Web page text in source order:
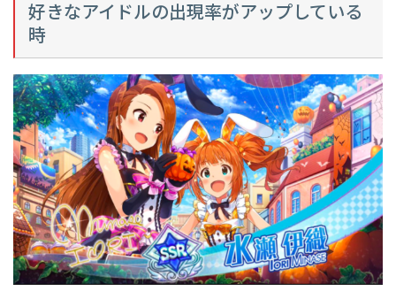
好きなアイドルの出現率がアップしている
時